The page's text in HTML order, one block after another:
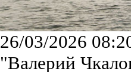
26/03/2026
"Валерий